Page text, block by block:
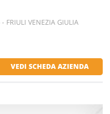
FRIULI VENEZIA GIULIA
VEDI SCHEDA AZIENDA